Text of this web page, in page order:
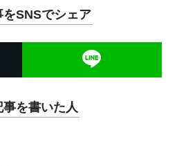
をSNSでシェア
事を書いた人